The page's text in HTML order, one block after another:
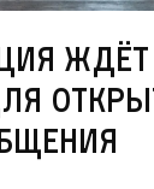
ждёт